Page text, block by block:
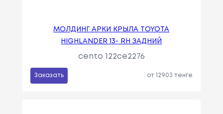
МОЛДИНГ АРКИ КРЫЛА TOYOTA
HIGHLANDER 13- RH ЗАДНИЙ
cento 122ce2276
Заказать от 12903 тенге